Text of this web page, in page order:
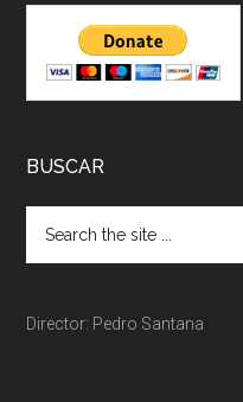
BUSCAR
Director: Pedro Santana